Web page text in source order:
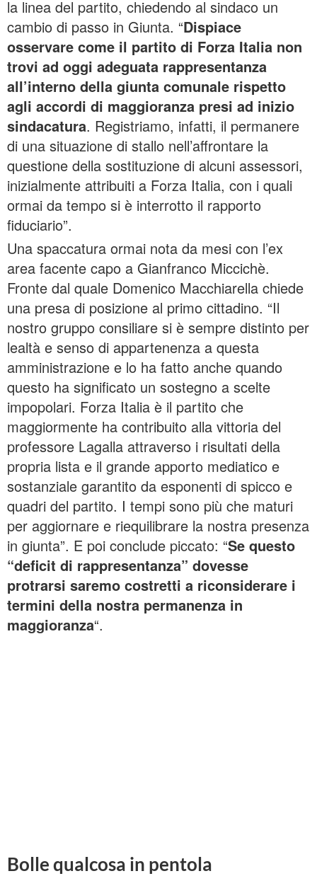
la linea del partito, chiedendo al sindaco un
cambio di passo in Giunta. “Dispiace
osservare come il partito di Forza Italia non
trovi ad oggi adeguata rappresentanza
all’interno della giunta comunale rispetto
agli accordi di maggioranza presi ad inizio
sindacatura. Registriamo, infatti, il permanere
di una situazione di stallo nell’affrontare la
questione della sostituzione di alcuni assessori,
inizialmente attribuiti a Forza Italia, con i quali
ormai da tempo si è interrotto il rapporto
fiduciario”.
Una spaccatura ormai nota da mesi con l’ex
area facente capo a Gianfranco Miccichè.
Fronte dal quale Domenico Macchiarella chiede
una presa di posizione al primo cittadino. “Il
nostro gruppo consiliare si è sempre distinto per
lealtà e senso di appartenenza a questa
amministrazione e lo ha fatto anche quando
questo ha significato un sostegno a scelte
impopolari. Forza Italia è il partito che
maggiormente ha contribuito alla vittoria del
professore Lagalla attraverso i risultati della
propria lista e il grande apporto mediatico e
sostanziale garantito da esponenti di spicco e
quadri del partito. I tempi sono più che maturi
per aggiornare e riequilibrare la nostra presenza
in giunta”. E poi conclude piccato: “Se questo
“deficit di rappresentanza” dovesse
protrarsi saremo costretti a riconsiderare i
termini della nostra permanenza in
maggioranza“.
Bolle qualcosa in pentola